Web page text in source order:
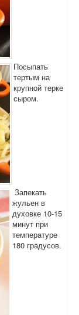
Посыпать
тертым на
крупной терке
сыром.
Запекать
жульен в
духовке 10-15
минут при
температуре
180 градусов.